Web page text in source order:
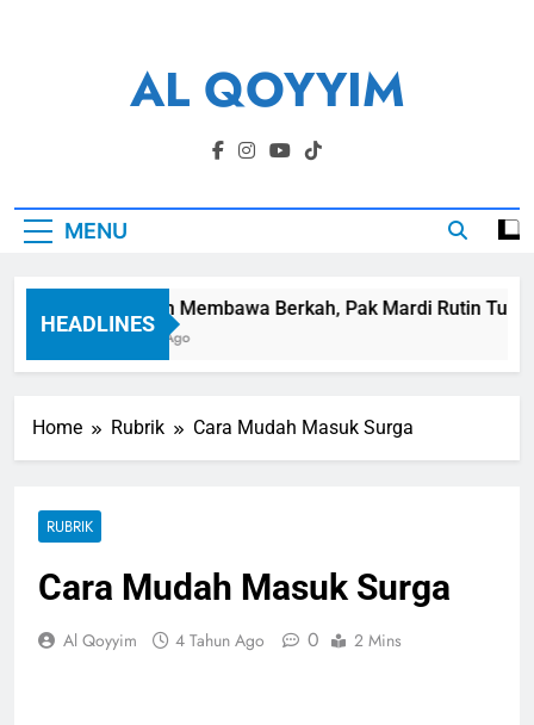
AL QOYYIM
Yayasan Al Qoyyim Sukoharjo
MENU
HEADLINES
Panen Membawa Berkah, Pak Mardi Rutin
6 Hari Ago
Home Rubrik Cara Mudah Masuk Surga
RUBRIK
Cara Mudah Masuk Surga
Al Qoyyim 4 Tahun Ago 0 2 Mins